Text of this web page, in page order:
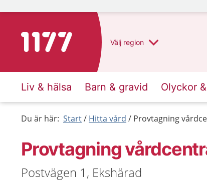
Till startsidan för 1177 Välj region
Liv & hälsa Barn & gravid Olyckor
Du är här: Start Hitta vård Provtagning
Provtagning
Postvägen 1, Ekshärad